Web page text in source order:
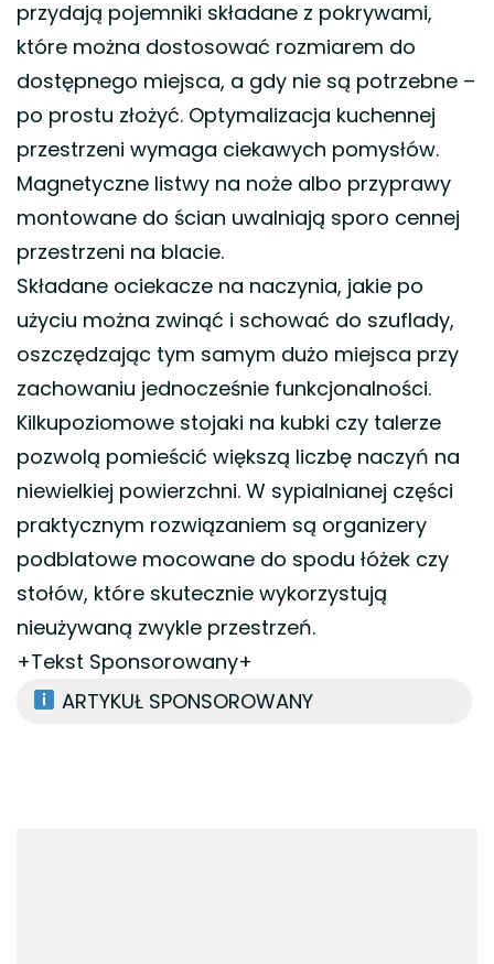
przydają pojemniki składane z pokrywami,
które można dostosować rozmiarem do
dostępnego miejsca, a gdy nie są potrzebne –
po prostu złożyć. Optymalizacja kuchennej
przestrzeni wymaga ciekawych pomysłów.
Magnetyczne listwy na noże albo przyprawy
montowane do ścian uwalniają sporo cennej
przestrzeni na blacie.
Składane ociekacze na naczynia, jakie po
użyciu można zwinąć i schować do szuflady,
oszczędzając tym samym dużo miejsca przy
zachowaniu jednocześnie funkcjonalności.
Kilkupoziomowe stojaki na kubki czy talerze
pozwolą pomieścić większą liczbę naczyń na
niewielkiej powierzchni. W sypialnianej części
praktycznym rozwiązaniem są organizery
podblatowe mocowane do spodu łóżek czy
stołów, które skutecznie wykorzystują
nieużywaną zwykle przestrzeń.
+Tekst Sponsorowany+
ARTYKUŁ SPONSOROWANY